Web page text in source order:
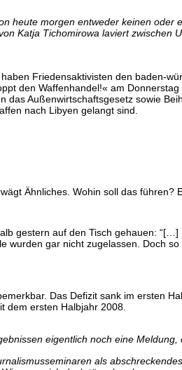
heute morgen entweder keinen oder
Katja Tichomirowa laviert zwischen
Friedensaktivisten den baden-
den Waffenhandel!« am
Außenwirtschaftsgesetz sowie
nach Libyen gelangt sind.
Ähnliches. Wohin soll das führen?
gestern auf den Tisch gehauen:
gar nicht zugelassen. Doch
Das Defizit sank im ersten
dem ersten Halbjahr 2008.
eigentlich noch eine
als